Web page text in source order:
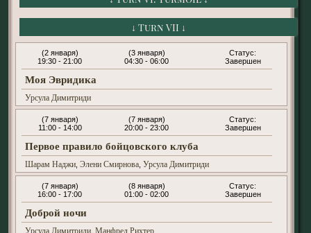
(2 января)
19:30 - 21:00
(3 января)
04:30 - 06:00
Моя Эвридика
Урсула Димитриди
Завершен
(7 января)
11:00 - 14:00
(7 января)
20:00 - 23:00
Первое правило бойцовского клуба
Шарам Наджи, Элени Смирнова, Урсула Димитриди
Завершен
(7 января)
16:00 - 17:00
(8 января)
01:00 - 02:00
Доброй ночи
Урсула Димитриди, Манфред Рихтер
Завершен